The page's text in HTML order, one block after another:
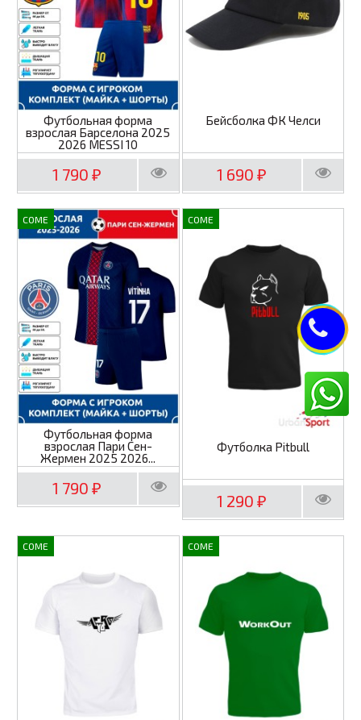
Футбольная форма
взрослая Барселона 2025
2026 MESSI 10
1 790₽
Бейсболка ФК Челси
1 690₽
COME
Футбольная форма
взрослая Пари Сен-
Жермен 2025 2026...
1 790₽
COME
Футболка Pitbull
1 290₽
COME COME